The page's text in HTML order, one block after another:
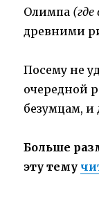
Олимпа (где
древними
Посему не
очередной
безумцам, и
Больше
эту тему